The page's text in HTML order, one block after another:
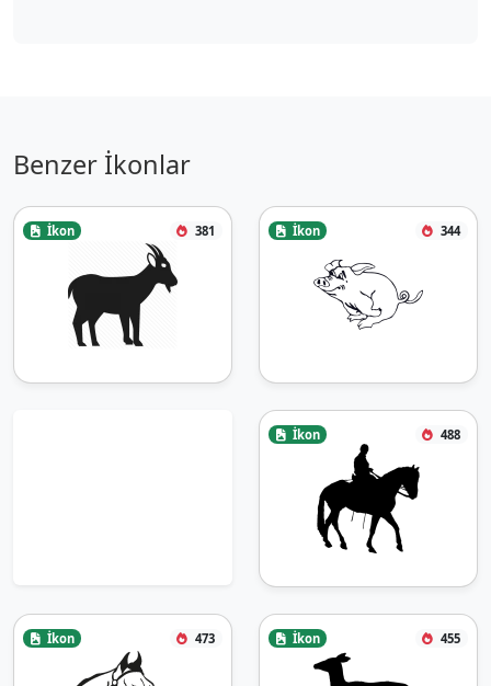
Benzer İkonlar
İkon 381 İkon 344
İkon 488
İkon 473 İkon 455